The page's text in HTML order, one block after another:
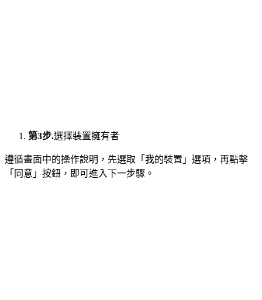
第3步.選擇裝置擁有者
遵循畫面中的操作說明，先選取「我的裝置」選項，再點擊
「同意」按鈕，即可進入下一步驟。